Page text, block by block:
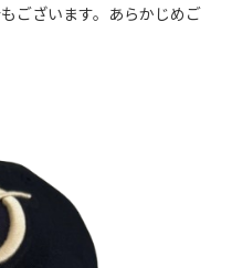
ございます。あらかじめご